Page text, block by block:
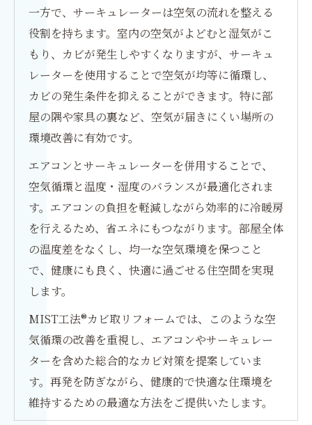
一方で、サーキュレーターは空気の流れを整える
役割を持ちます。室内の空気がよどむと湿気がこ
もり、カビが発生しやすくなりますが、サーキュ
レーターを使用することで空気が均等に循環し、
カビの発生条件を抑えることができます。特に部
屋の隅や家具の裏など、空気が届きにくい場所の
環境改善に有効です。
エアコンとサーキュレーターを併用することで、
空気循環と温度・湿度のバランスが最適化されま
す。エアコンの負担を軽減しながら効率的に冷暖房
を行えるため、省エネにもつながります。部屋全体
の温度差をなくし、均一な空気環境を保つこと
で、健康にも良く、快適に過ごせる住空間を実現
します。
MIST工法®カビ取リフォームでは、このような空
気循環の改善を重視し、エアコンやサーキュレー
ターを含めた総合的なカビ対策を提案していま
す。再発を防ぎながら、健康的で快適な住環境を
維持するための最適な方法をご提供いたします。